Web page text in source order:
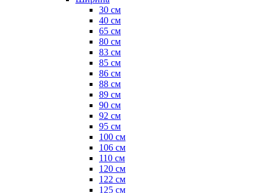
30 см
40 см
65 см
80 см
83 см
85 см
86 см
88 см
89 см
90 см
92 см
95 см
100 см
106 см
110 см
120 см
122 см
125 см